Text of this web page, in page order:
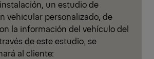
un estudio de
vehicular personalizado, de
la información del vehículo del
de este estudio, se
al cliente: